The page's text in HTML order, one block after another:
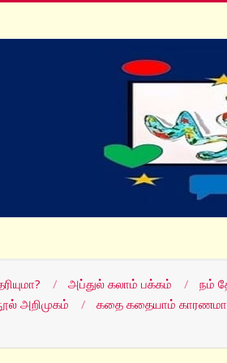
அப்துல் கலாம் பக்கம்
நம்
அறிமுகம்
கதை கதையாம்